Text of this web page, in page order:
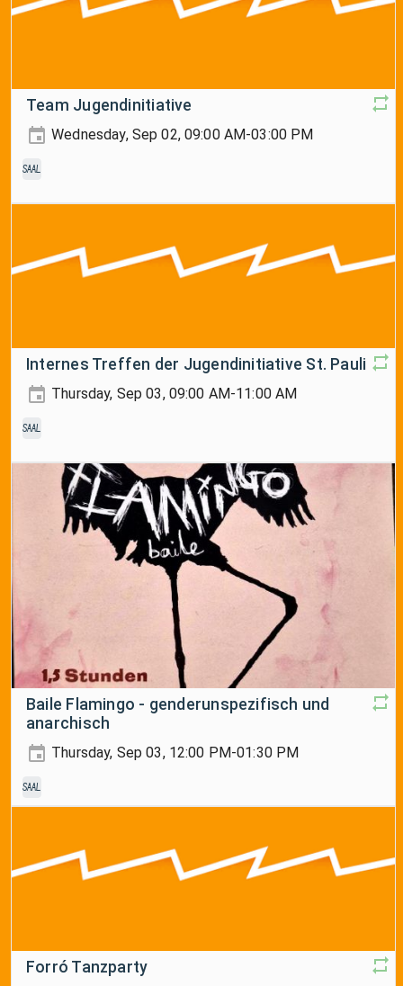
Team Jugendinitiative
Wednesday, Sep 02, 09:00 AM-03:00 PM
Saal
Internes Treffen der Jugendinitiative St. Pauli
Thursday, Sep 03, 09:00 AM-11:00 AM
Saal
Baile Flamingo - genderunspezifisch und
anarchisch
Thursday, Sep 03, 12:00 PM-01:30 PM
Saal
Forró Tanzparty